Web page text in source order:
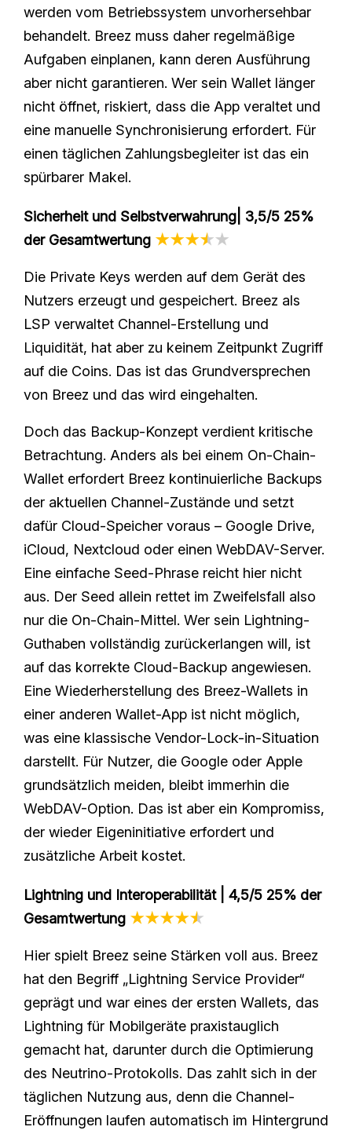
werden vom Betriebssystem unvorhersehbar
behandelt. Breez muss daher regelmäßige
Aufgaben einplanen, kann deren Ausführung
aber nicht garantieren. Wer sein Wallet länger
nicht öffnet, riskiert, dass die App veraltet und
eine manuelle Synchronisierung erfordert. Für
einen täglichen Zahlungsbegleiter ist das ein
spürbarer Makel.
Sicherheit und Selbstverwahrung| 3,5/5 25%
der Gesamtwertung ★★★★★
Die Private Keys werden auf dem Gerät des
Nutzers erzeugt und gespeichert. Breez als
LSP verwaltet Channel-Erstellung und
Liquidität, hat aber zu keinem Zeitpunkt Zugriff
auf die Coins. Das ist das Grundversprechen
von Breez und das wird eingehalten.
Doch das Backup-Konzept verdient kritische
Betrachtung. Anders als bei einem On-Chain-
Wallet erfordert Breez kontinuierliche Backups
der aktuellen Channel-Zustände und setzt
dafür Cloud-Speicher voraus – Google Drive,
iCloud, Nextcloud oder einen WebDAV-Server.
Eine einfache Seed-Phrase reicht hier nicht
aus. Der Seed allein rettet im Zweifelsfall also
nur die On-Chain-Mittel. Wer sein Lightning-
Guthaben vollständig zurückerlangen will, ist
auf das korrekte Cloud-Backup angewiesen.
Eine Wiederherstellung des Breez-Wallets in
einer anderen Wallet-App ist nicht möglich,
was eine klassische Vendor-Lock-in-Situation
darstellt. Für Nutzer, die Google oder Apple
grundsätzlich meiden, bleibt immerhin die
WebDAV-Option. Das ist aber ein Kompromiss,
der wieder Eigeninitiative erfordert und
zusätzliche Arbeit kostet.
Lightning und Interoperabilität | 4,5/5 25% der
Gesamtwertung ★★★★★
Hier spielt Breez seine Stärken voll aus. Breez
hat den Begriff „Lightning Service Provider“
geprägt und war eines der ersten Wallets, das
Lightning für Mobilgeräte praxistauglich
gemacht hat, darunter durch die Optimierung
des Neutrino-Protokolls. Das zahlt sich in der
täglichen Nutzung aus, denn die Channel-
Eröffnungen laufen automatisch im Hintergrund